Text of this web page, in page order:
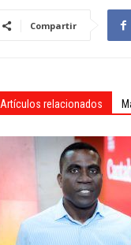
Compartir
Artículos relacionados